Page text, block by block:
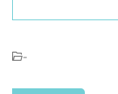
-